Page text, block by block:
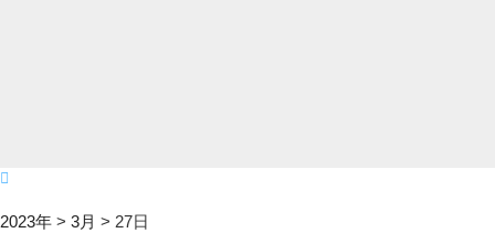
2023年 > 3月 > 27日